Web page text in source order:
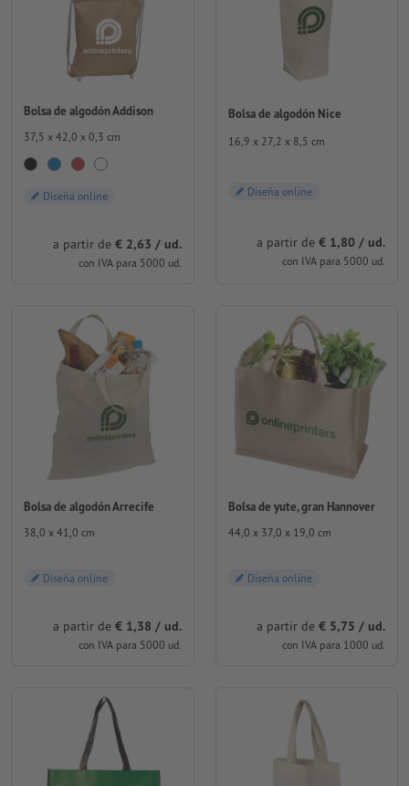
Bolsa de algodón Addison
37,5 x 42,0 x 0,3 cm
Diseña online
a partir de € 2,63 / ud.
con IVA para 5000 ud.
Bolsa de algodón Nice
16,9 x 27,2 x 8,5 cm
Diseña online
a partir de € 1,80 / ud.
con IVA para 5000 ud.
Bolsa de algodón Arrecife
38,0 x 41,0 cm
Diseña online
a partir de € 1,38 / ud.
con IVA para 5000 ud.
Bolsa de yute, gran Hannover
44,0 x 37,0 x 19,0 cm
Diseña online
a partir de € 5,75 / ud.
con IVA para 1000 ud.